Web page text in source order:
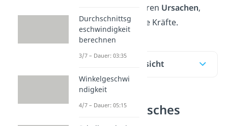
sondern auch deren Ursachen,
beispielsweise die Kräfte.
Inhaltsübersicht
D’Alembertsches
Durchschnittsg
eschwindigkeit
berechnen
3/7 – Dauer: 03:35
Winkelgeschwi
ndigkeit
4/7 – Dauer: 05:15